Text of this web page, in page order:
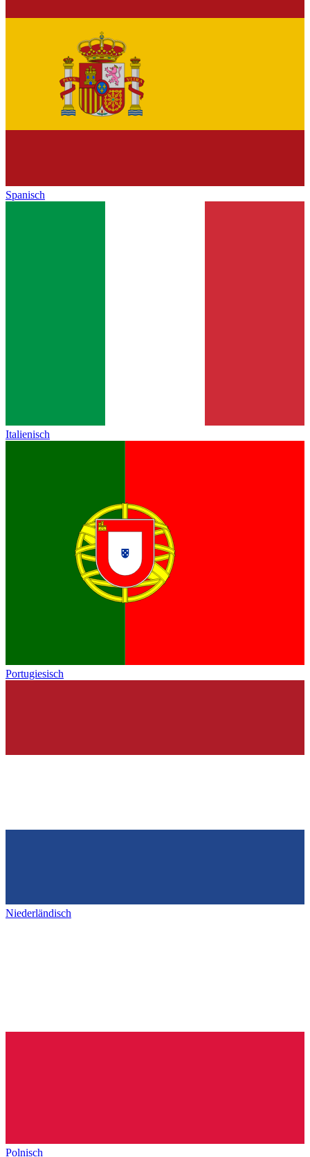
Spanisch
Italienisch
Portugiesisch
Niederländisch
Polnisch